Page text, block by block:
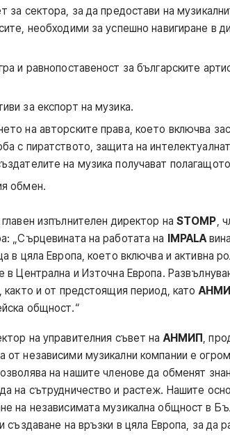
за сектора, за да предостави на
необходими за успешно навигиране в
и равнопоставеност за българските
за експорт на музика.
на авторските права, което включва
с пиратството, защита на
на музика получават
обмен.
главен изпълнителен директор на STOMP,
„Сърцевината на работата на IMPALA
в цяла Европа, което включва и активна
в Централна и Източна Европа.
както и от предстоящия период, като
общност.“
на управителния съвет наАНМИП,
от независими музикални компании е
на нашите членове да обменят
на сътрудничество и растеж. Нашите
на независимата музикална общност в
създаване на връзки в цяла Европа, за да